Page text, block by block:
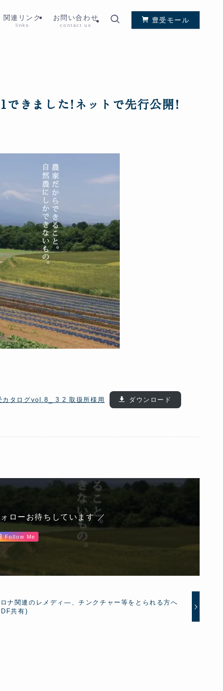
関連リンク
links
お問い合わせ
contact us
豊受モール
きました!ネットで先行公開!
カタログvol.8_ 3 2 取扱所様用 ダウンロード
ローお待ちしています ／
Follow Me
ロナ関連のレメディ―、チンクチャー等をとられる方へ
共有)